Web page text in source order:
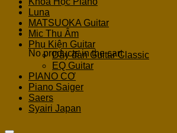
Cart
No products in the cart.
Luna
MATSUOKA Guitar
Mic Thu Âm
Phụ Kiện Guitar
Dây đàn Guitar Classic
EQ Guitar
PIANO CƠ
Piano Saiger
Saers
Syairi Japan